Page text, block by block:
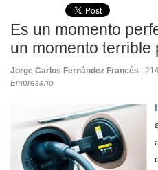
Es un momento
un momento
Jorge Carlos Fernández Francés
|
Empresario